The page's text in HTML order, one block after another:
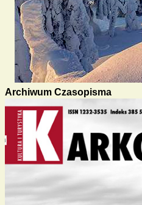
Archiwum Czasopisma